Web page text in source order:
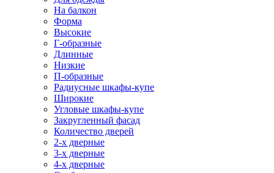
На балкон
Форма
Высокие
Г-образные
Длинные
Низкие
П-образные
Радиусные шкафы-купе
Широкие
Угловые шкафы-купе
Закругленный фасад
Количество дверей
2-х дверные
3-х дверные
4-х дверные